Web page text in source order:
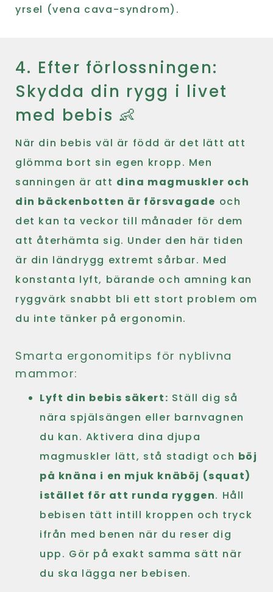
yrsel (vena cava-syndrom).
4. Efter förlossningen:
Skydda din rygg i livet
med bebis 👶
När din bebis väl är född är det lätt att
glömma bort sin egen kropp. Men
sanningen är att dina magmuskler och
din bäckenbotten är försvagade och
det kan ta veckor till månader för dem
att återhämta sig. Under den här tiden
är din ländrygg extremt sårbar. Med
konstanta lyft, bärande och amning kan
ryggvärk snabbt bli ett stort problem om
du inte tänker på ergonomin.
Smarta ergonomitips för nyblivna
mammor:
Lyft din bebis säkert: Ställ dig så
nära spjälsängen eller barnvagnen
du kan. Aktivera dina djupa
magmuskler lätt, stå stadigt och böj
på knäna i en mjuk knäböj (squat)
istället för att runda ryggen. Håll
bebisen tätt intill kroppen och tryck
ifrån med benen när du reser dig
upp. Gör på exakt samma sätt när
du ska lägga ner bebisen.